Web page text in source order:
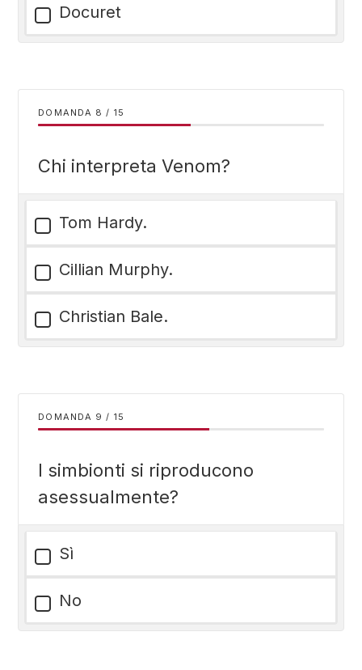
Docuret
DOMANDA / 15
Chi interpreta Venom?
Tom Hardy.
Cillian Murphy.
Christian Bale.
DOMANDA / 15
I simbionti si riproducono
asessualmente?
Sì
No